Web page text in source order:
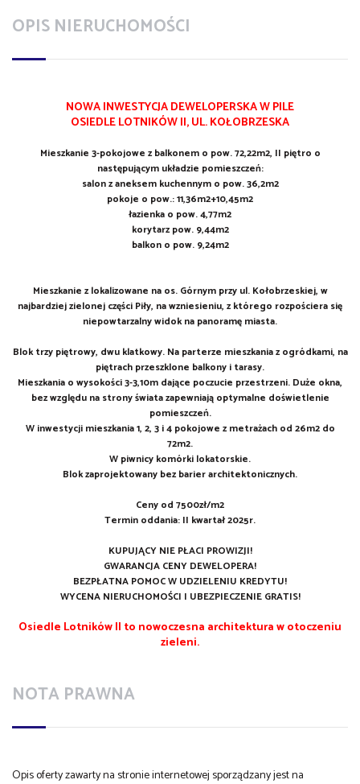
OPIS NIERUCHOMOŚCI
NOWA INWESTYCJA DEWELOPERSKA W PILE
OSIEDLE LOTNIKÓW II, UL. KOŁOBRZESKA
Mieszkanie 3-pokojowe z balkonem o pow. 72,22m2, II piętro o
następującym układzie pomieszczeń:
salon z aneksem kuchennym o pow. 36,2m2
pokoje o pow.: 11,36m2+10,45m2
łazienka o pow. 4,77m2
korytarz pow. 9,44m2
balkon o pow. 9,24m2
Mieszkanie z lokalizowane na os. Górnym przy ul. Kołobrzeskiej, w
najbardziej zielonej części Piły, na wzniesieniu, z którego rozpościera się
niepowtarzalny widok na panoramę miasta.
Blok trzy piętrowy, dwu klatkowy. Na parterze mieszkania z ogródkami, na
piętrach przeszklone balkony i tarasy.
Mieszkania o wysokości 3-3,10m dające poczucie przestrzeni. Duże okna,
bez względu na strony świata zapewniają optymalne doświetlenie
pomieszczeń.
W inwestycji mieszkania 1, 2, 3 i 4 pokojowe z metrażach od 26m2 do
72m2.
W piwnicy komórki lokatorskie.
Blok zaprojektowany bez barier architektonicznych.
Ceny od 7500zł/m2
Termin oddania: II kwartał 2025r.
KUPUJĄCY NIE PŁACI PROWIZJI!
GWARANCJA CENY DEWELOPERA!
BEZPŁATNA POMOC W UDZIELENIU KREDYTU!
WYCENA NIERUCHOMOŚCI I UBEZPIECZENIE GRATIS!
Osiedle Lotników II to nowoczesna architektura w otoczeniu
zieleni.
NOTA PRAWNA
Opis oferty zawarty na stronie internetowej sporządzany jest na